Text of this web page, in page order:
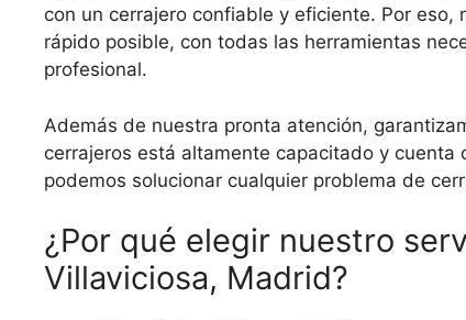
con un cerrajero confiable y eficiente. Por
rápido posible, con todas las herramientas
profesional.
Además de nuestra pronta atención,
cerrajeros está altamente capacitado y cuenta
podemos solucionar cualquier problema de
¿Por qué elegir nuestro
Villaviciosa, Madrid?